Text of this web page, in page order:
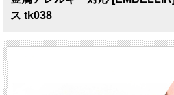
ス tk038